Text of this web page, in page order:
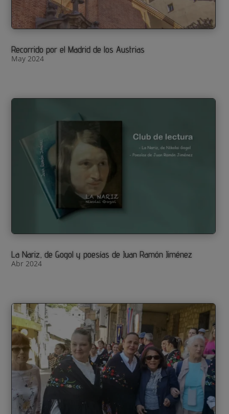
Recorrido por el Madrid de los Austrias
May 2024
La Nariz, de Gogol y poesías de Juan Ramón Jiménez
Abr 2024